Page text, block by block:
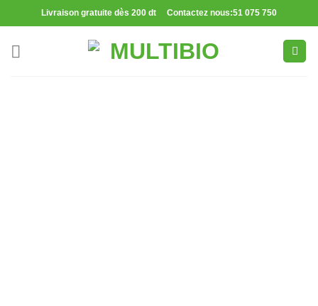
au
contenu
Livraison gratuite dès 200 dt Contactez nous:51 075 750